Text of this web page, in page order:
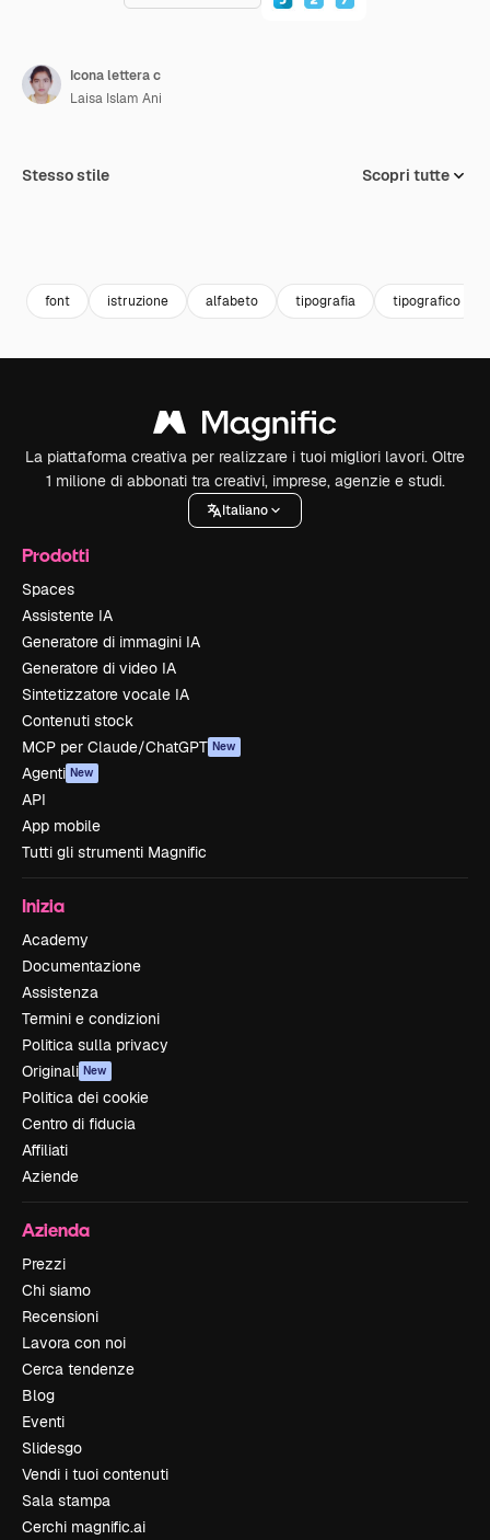
Icona lettera c
Laisa Islam Ani
Stesso stile Scopri tutte
font istruzione alfabeto tipografia tipografico
La piattaforma creativa per realizzare i tuoi migliori lavori. Oltre
1 milione di abbonati tra creativi, imprese, agenzie e studi.
Italiano
Prodotti
Spaces
Assistente IA
Generatore di immagini IA
Generatore di video IA
Sintetizzatore vocale IA
Contenuti stock
MCP per Claude/ChatGPT New
Agenti New
API
App mobile
Tutti gli strumenti Magnific
Inizia
Academy
Documentazione
Assistenza
Termini e condizioni
Politica sulla privacy
Originali New
Politica dei cookie
Centro di fiducia
Affiliati
Aziende
Azienda
Prezzi
Chi siamo
Recensioni
Lavora con noi
Cerca tendenze
Blog
Eventi
Slidesgo
Vendi i tuoi contenuti
Sala stampa
Cerchi magnific.ai